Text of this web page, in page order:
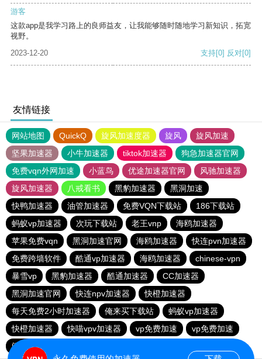
游客
这款app是我学习路上的良师益友，让我能够随时随地学习新知识，拓宽
视野。
2023-12-20
支持[0] 反对[0]
友情链接
网站地图 QuickQ 旋风加速度器 旋风
旋风加速
坚果加速器
小牛加速器 tiktok加速器
狗急加速器官网
免费vqn外网加速
小蓝鸟 优途加速器官网
风驰加速器
旋风加速器
八戒看书 黑豹加速器
黑洞加速
快鸭加速器
油管加速器 免费VQN下载站
186下载站
蚂蚁vp加速器
次玩下载站 老王vnp
海鸥加速器
苹果免费vqn
黑洞加速官网 海鸥加速器
快连pvn加速器
免费跨墙软件
酷通vp加速器 海鸥加速器
chinese-vpn
暴雪vp
黑豹加速器 酷通加速器
CC加速器
黑洞加速官网
快连npv加速器
快橙加速器
每天免费2小时加速器
俺来买下载站
蚂蚁vp加速器
快橙加速器
快喵vpv加速器 vp免费加速
vp免费加速
闪电猫加速器-speedcat